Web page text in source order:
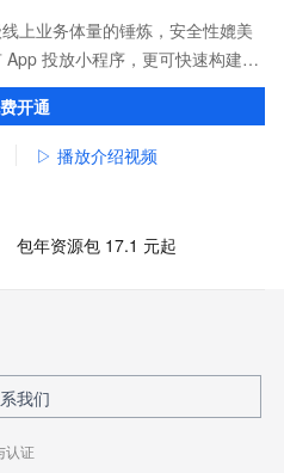
上业务体量的锤炼，安全性媲美
投放小程序，更可快速构建打
用。
开通
▷ 播放介绍视频
包年资源包 17.1 元起
我们
认证